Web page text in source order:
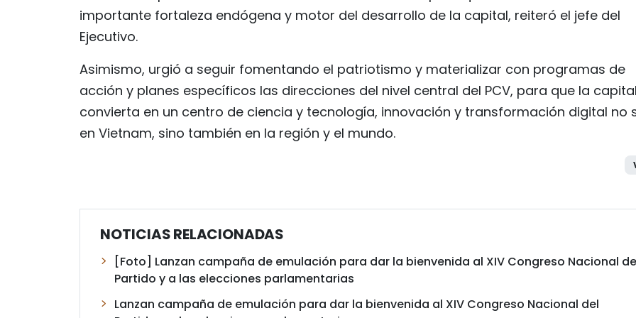
importante fortaleza endógena y motor del desarrollo de la capital, reiteró el jefe del
Ejecutivo.
Asimismo, urgió a seguir fomentando el patriotismo y materializar con programas de
acción y planes específicos las direcciones del nivel central del PCV, para que la
convierta en un centro de ciencia y tecnología, innovación y transformación digital no
en Vietnam, sino también en la región y el mundo.
NOTICIAS RELACIONADAS
[Foto] Lanzan campaña de emulación para dar la bienvenida al XIV Congreso Nacional
Partido y a las elecciones parlamentarias
Lanzan campaña de emulación para dar la bienvenida al XIV Congreso Nacional del